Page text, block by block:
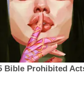
Bible Prohibited